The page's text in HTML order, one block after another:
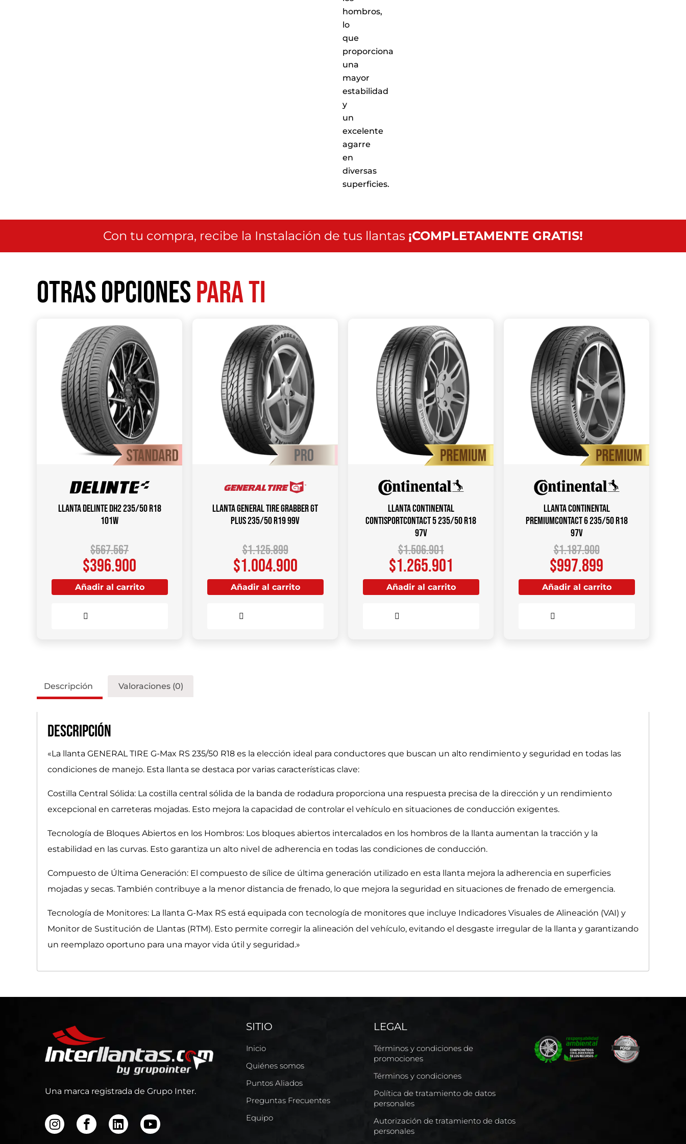
hombros,
lo
que
proporciona
una
mayor
estabilidad
y
un
excelente
agarre
en
diversas
superficies.
Con tu compra, recibe la Instalación de tus llantas ¡COMPLETAMENTE GRATIS!
Otras opcionespara ti
Llanta DELINTE DH2 235/50 R18
101W
$567.567
$396.900
Añadir al carrito
Llanta GENERAL TIRE Grabber GT
Plus 235/50 R19 99V
$1.125.899
$1.004.900
Añadir al carrito
Llanta CONTINENTAL
ContiSportContact 5 235/50 R18
97V
$1.506.901
$1.265.901
Añadir al carrito
Llanta CONTINENTAL
PremiumContact 6 235/50 R18
97V
$1.187.900
$997.899
Añadir al carrito
Descripción Valoraciones (0)
Descripción
«La llanta GENERAL TIRE G-Max RS 235/50 R18 es la elección ideal para conductores que buscan un alto rendimiento y seguridad en todas las
condiciones de manejo. Esta llanta se destaca por varias características clave:
Costilla Central Sólida: La costilla central sólida de la banda de rodadura proporciona una respuesta precisa de la dirección y un rendimiento
excepcional en carreteras mojadas. Esto mejora la capacidad de controlar el vehículo en situaciones de conducción exigentes.
Tecnología de Bloques Abiertos en los Hombros: Los bloques abiertos intercalados en los hombros de la llanta aumentan la tracción y la
estabilidad en las curvas. Esto garantiza un alto nivel de adherencia en todas las condiciones de conducción.
Compuesto de Última Generación: El compuesto de sílice de última generación utilizado en esta llanta mejora la adherencia en superficies
mojadas y secas. También contribuye a la menor distancia de frenado, lo que mejora la seguridad en situaciones de frenado de emergencia.
Tecnología de Monitores: La llanta G-Max RS está equipada con tecnología de monitores que incluye Indicadores Visuales de Alineación (VAI) y
Monitor de Sustitución de Llantas (RTM). Esto permite corregir la alineación del vehículo, evitando el desgaste irregular de la llanta y garantizando
un reemplazo oportuno para una mayor vida útil y seguridad.»
Una marca registrada de Grupo Inter.
SITIO
Inicio
Quiénes somos
Puntos Aliados
Preguntas Frecuentes
Equipo
LEGAL
Términos y condiciones de
promociones
Términos y condiciones
Política de tratamiento de datos
personales
Autorización de tratamiento de datos
personales